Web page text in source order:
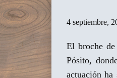
4 septiembre,
El broche
Pósito,
actuación ha